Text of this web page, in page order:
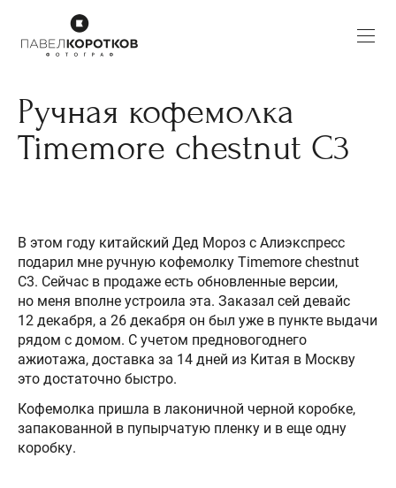
Ручная кофемолка
Timemore chestnut C3
В этом году китайский Дед Мороз с Алиэкспресс
подарил мне ручную кофемолку Timemore chestnut
C3. Сейчас в продаже есть обновленные версии,
но меня вполне устроила эта. Заказал сей девайс
12 декабря, а 26 декабря он был уже в пункте выдачи
рядом с домом. С учетом предновогоднего
ажиотажа, доставка за 14 дней из Китая в Москву
это достаточно быстро.
Кофемолка пришла в лаконичной черной коробке,
запакованной в пупырчатую пленку и в еще одну
коробку.